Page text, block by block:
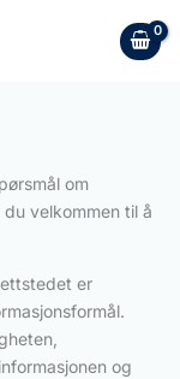
om
velkommen til å
er
og